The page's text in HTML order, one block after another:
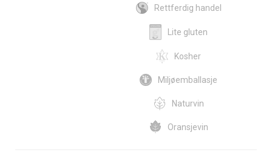
Rettferdig handel
Lite gluten
Kosher
Miljøemballasje
Naturvin
Oransjevin